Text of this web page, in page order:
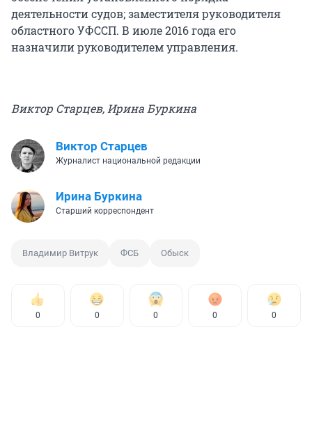
деятельности судов; заместителя руководителя
областного УФССП. В июле 2016 года его
назначили руководителем управления.
Виктор Старцев, Ирина Буркина
Виктор Старцев
Журналист национальной редакции
Ирина Буркина
Старший корреспондент
Владимир Витрук ФСБ Обыск
0 0 0 0 0